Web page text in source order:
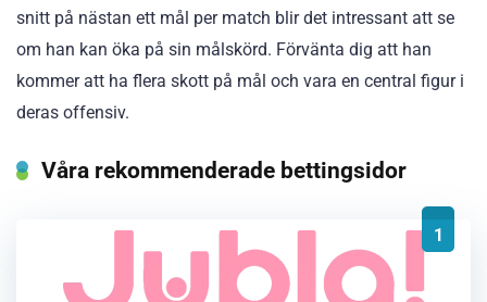
snitt på nästan ett mål per match blir det intressant att se
om han kan öka på sin målskörd. Förvänta dig att han
kommer att ha flera skott på mål och vara en central figur i
deras offensiv.
Våra rekommenderade bettingsidor
1